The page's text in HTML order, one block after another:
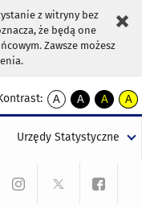
z witryny bez
że będą one
Zawsze możesz
A
kontrast
A
kontrast
tekst
czarnym
A
kontrast
tekst
czarnym
A
tekst
żółtym
Urzędy Statystyczne